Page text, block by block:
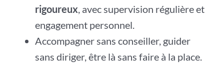
rigoureux, avec supervision régulière et
engagement personnel.
Accompagner sans conseiller, guider
sans diriger, être là sans faire à la place.